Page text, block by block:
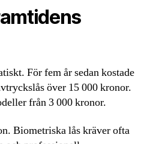
För fem år sedan kostade
över 15 000 kronor.
från 3 000 kronor.
Biometriska lås kräver ofta